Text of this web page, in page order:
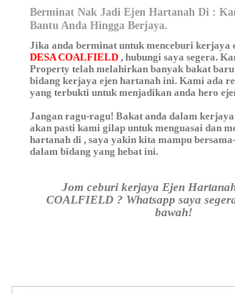
Berminat Nak Jadi Ejen Hartanah Di :
Bantu Anda Hingga Berjaya.
Jika anda berminat untuk menceburi kerjaya
DESA COALFIELD, hubungi saya segera.
Property telah melahirkan banyak bakat
bidang kerjaya ejen hartanah ini. Kami ada
yang terbukti untuk menjadikan anda hero
Jangan ragu-ragu! Bakat anda dalam
akan pasti kami gilap untuk menguasai dan
hartanah di, saya yakin kita mampu
dalam bidang yang hebat ini.
Jom ceburi kerjaya Ejen
COALFIELD ? Whatsapp saya
bawah!